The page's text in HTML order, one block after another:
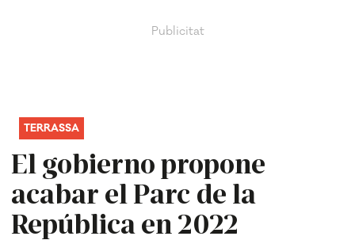
El gobierno propone
acabar el Parc de la
República en 2022
TERRASSA